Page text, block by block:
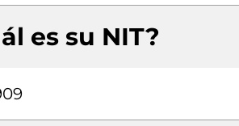
es su NIT?